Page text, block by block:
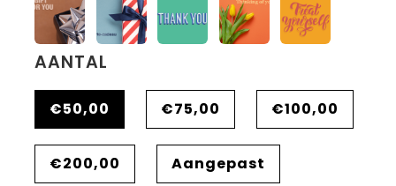
AANTAL
€50,00 €75,00 €100,00
€200,00 Aangepast